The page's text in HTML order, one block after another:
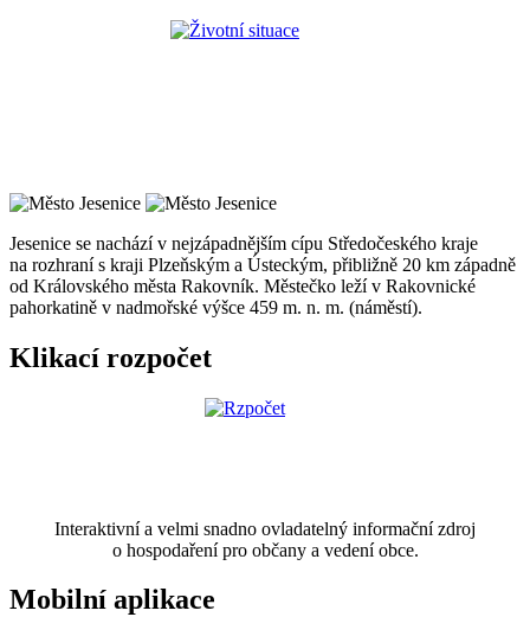
Jesenice se nachází v nejzápadnějším cípu Středočeského kraje
na rozhraní s kraji Plzeňským a Ústeckým, přibližně 20 km západně
od Královského města Rakovník. Městečko leží v Rakovnické
pahorkatině v nadmořské výšce 459 m. n. m. (náměstí).
Klikací rozpočet
Interaktivní a velmi snadno ovladatelný informační zdroj
o hospodaření pro občany a vedení obce.
Mobilní aplikace